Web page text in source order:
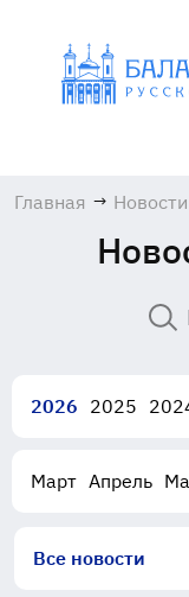
Главная → Новости
2026 2025
Март Апрель
Все новости